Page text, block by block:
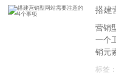
介绍
搭建
营销
一个
销元
产
标签：